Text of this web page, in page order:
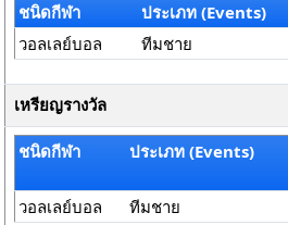
ชนิดกีฬา
ประเภท (Events)
วอลเลย์บอล
ทีมชาย
เหรียญรางวัล
ชนิดกีฬา ประเภท (Events)
วอลเลย์บอล ทีมชาย